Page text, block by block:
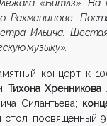
«Битлз». На
Рахманинове.
Ильича.
музыку».
концерт к
Тихона Хренникова
Силантьева;
стол, посвященный